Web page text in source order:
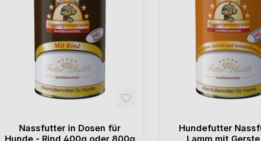
Nassfutter in Dosen für
Hunde - Rind 400g oder 800g
Hundefutter
Lamm mit